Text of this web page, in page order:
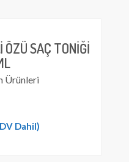
SAÇ TONIĞI
Ürünleri
Dahil)